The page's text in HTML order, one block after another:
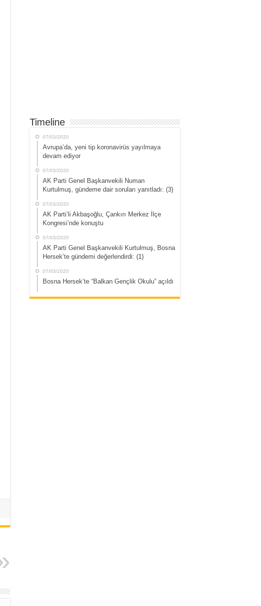
Timeline
07/03/2020
Avrupa’da, yeni tip koronavirüs yayılmaya
devam ediyor
07/03/2020
AK Parti Genel Başkanvekili Numan
Kurtulmuş, gündeme dair soruları yanıtladı: (3)
07/03/2020
AK Parti’li Akbaşoğlu, Çankırı Merkez İlçe
Kongresi’nde konuştu
07/03/2020
AK Parti Genel Başkanvekili Kurtulmuş, Bosna
Hersek’te gündemi değerlendirdi: (1)
07/03/2020
Bosna Hersek’te “Balkan Gençlik Okulu” açıldı